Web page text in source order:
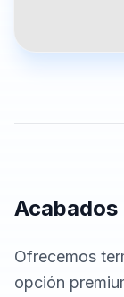
Acabados
Ofrecemos
opción